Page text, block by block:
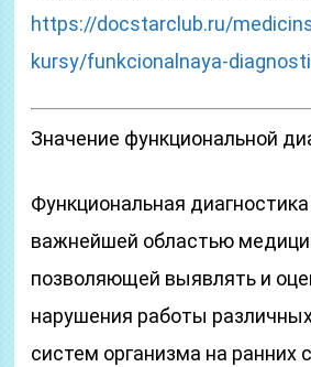
https://docstarclub.ru/
kursy/funkcionalnaya-
Значение функциональной
Функциональная
важнейшей областью
позволяющей выявлять и
нарушения работы
систем организма на ранних